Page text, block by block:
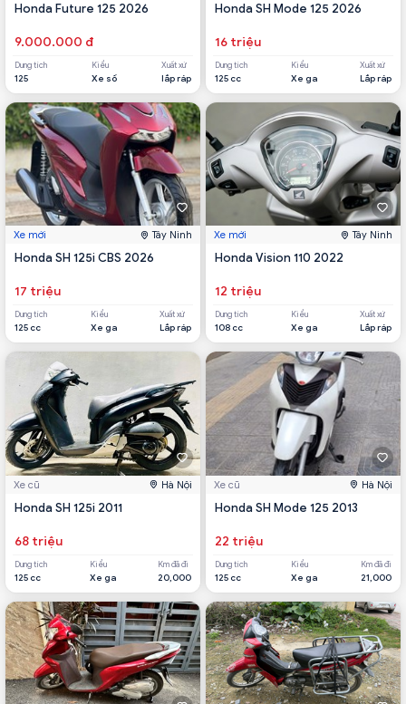
Honda Future 125 2026
9.000.000 đ
Dung tích
125
Kiểu
Xe số
Xuất xứ
lắp ráp
Honda SH Mode 125 2026
16 triệu
Dung tích
125 cc
Kiểu
Xe ga
Xuất xứ
Lắp ráp
Xe mới Tây Ninh
Honda SH 125i CBS 2026
17 triệu
Dung tích
125 cc
Kiểu
Xe ga
Xuất xứ
Lắp ráp
Xe mới Tây Ninh
Honda Vision 110 2022
12 triệu
Dung tích
108 cc
Kiểu
Xe ga
Xuất xứ
Lắp ráp
Xe cũ Hà Nội
Honda SH 125i 2011
68 triệu
Dung tích
125 cc
Kiểu
Xe ga
Km đã đi
20,000
Xe cũ Hà Nội
Honda SH Mode 125 2013
22 triệu
Dung tích
125 cc
Kiểu
Xe ga
Km đã đi
21,000